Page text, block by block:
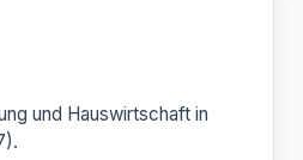
und Hauswirtschaft in